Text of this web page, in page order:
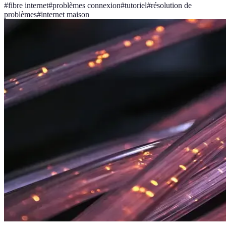
#fibre internet#problèmes connexion#tutoriel#résolution de
problèmes#internet maison